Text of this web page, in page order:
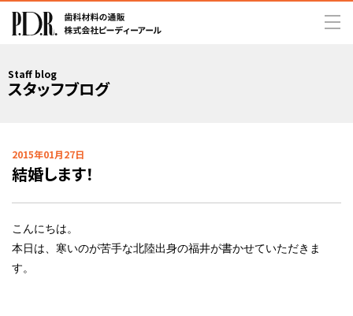
Staff blog
スタッフブログ
2015年01月27日
結婚します！
こんにちは。
本日は、寒いのが苦手な北陸出身の福井が書かせていただきま
す。